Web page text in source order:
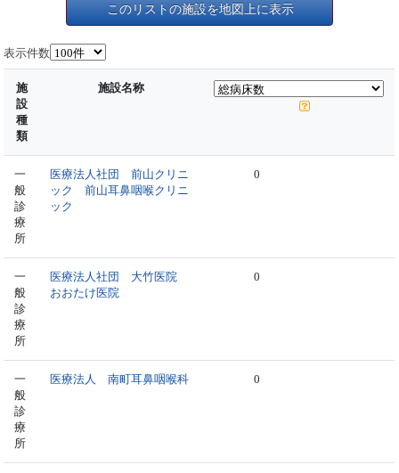
このリストの施設を地図上に表示
表示件数
施
設
種
類
施設名称
一
般
診
療
所
医療法人社団 前山クリニ
ック 前山耳鼻咽喉クリニ
ック
0
一
般
診
療
所
医療法人社団 大竹医院
おおたけ医院
0
一
般
診
療
所
医療法人 南町耳鼻咽喉科 0